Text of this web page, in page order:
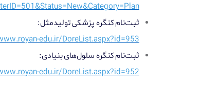
ثبت‌نام کنگره پزشکی تولیدمثل:
edu.ir/DoreList.aspx?id=953
ثبت‌نام کنگره سلول‌های بنیادی:
edu.ir/DoreList.aspx?id=952